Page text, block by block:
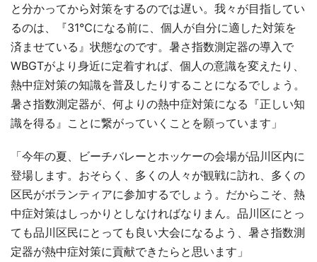
と分かってから対策をするのでは遅い。我々が目指してい
るのは、『31℃になる前に、個人が自分に適した対策を
済ませている』状態なのです。暑さ指数測定器の導入で
WBGTがより身近に定着すれば、個人の意識を変えたり、
熱中症対策の知識を普及したりすることになるでしょう。
暑さ指数測定器が、何よりの熱中症対策になる『正しい知
識を得る』ことに繋がっていくことを願っています」
「今年の夏、ビーチバレーとホッケーの会場が品川区内に
登場します。おそらく、多くの人々が観戦に訪れ、多くの
区民がボランティアに参加するでしょう。だからこそ、熱
中症対策はしっかりとしなければなりまん。品川区にとっ
ても品川区民にとっても良い大会になるよう、暑さ指数測
定器が熱中症対策に貢献できたらと思います」